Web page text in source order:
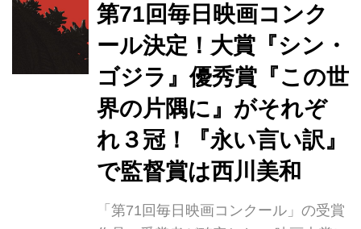
ション映画『この世界の片隅に』が絶
賛上映中です。 本作は戦時下の広島・
呉を舞台に、大切なものを失いながら
も前を向いて生きる女性、すずを描い
た珠玉のアニメーション映画です。 11
週目の、1月21日（土）1月22日（日）
2日間の週末興行成績は約9千2百万
円、動員は約7万人。 公開館数は198
第71回毎日映画コンク
ール決定！大賞『シン・
ゴジラ』優秀賞『この世
界の片隅に』がそれぞ
れ３冠！『永い言い訳』
で監督賞は西川美和
「第71回毎日映画コンクール」の受賞